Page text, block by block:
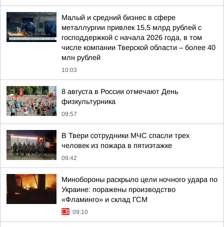
Малый и средний бизнес в сфере
металлургии привлек 15,5 млрд рублей с
господдержкой с начала 2026 года, в том
числе компании Тверской области – более 40
млн рублей
10:03
8 августа в России отмечают День
физкультурника
09:57
В Твери сотрудники МЧС спасли трех
человек из пожара в пятиэтажке
09:42
Минобороны раскрыло цели ночного удара по
Украине: поражены производство
«Фламинго» и склад ГСМ
09:10